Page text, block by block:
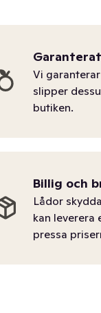
Vi
slipper
butiken.
Billig och
Lådor
kan leverera
pressa